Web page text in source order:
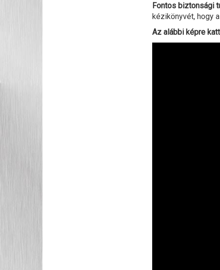
Fontos biztonsági
kézikönyvét, hogy
Az alábbi képre